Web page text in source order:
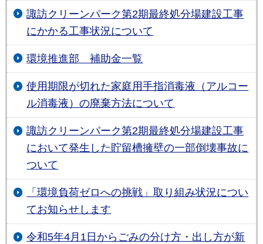
諏訪クリーンパーク第2期最終処分場建設工事
にかかる工事状況について
環境推進部 補助金一覧
使用期限が切れた家庭用手指消毒液（アルコー
ル消毒液）の廃棄方法について
諏訪クリーンパーク第2期最終処分場建設工事
において発生した貯留槽擁壁の一部倒壊事故に
ついて
「環境負荷ゼロへの挑戦」取り組み状況につい
てお知らせします
令和5年4月1日からごみの分け方・出し方が新